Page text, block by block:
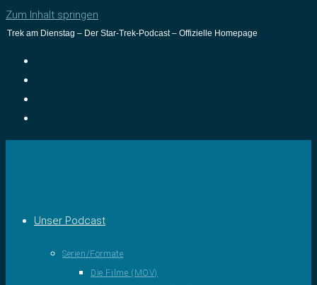
Zum Inhalt springen
Trek am Dienstag – Der Star-Trek-Podcast – Offizielle Homepage
Unser Podcast
Serien/Formate
Die Filme (MOV)